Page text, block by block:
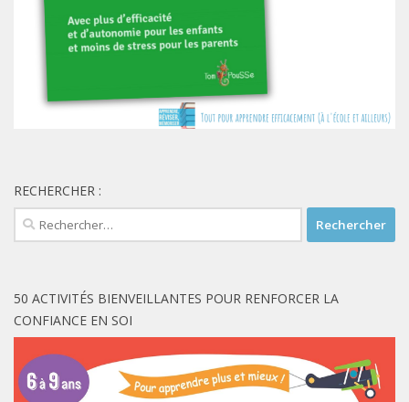
RECHERCHER :
Rechercher :
50 ACTIVITÉS BIENVEILLANTES POUR RENFORCER LA
CONFIANCE EN SOI